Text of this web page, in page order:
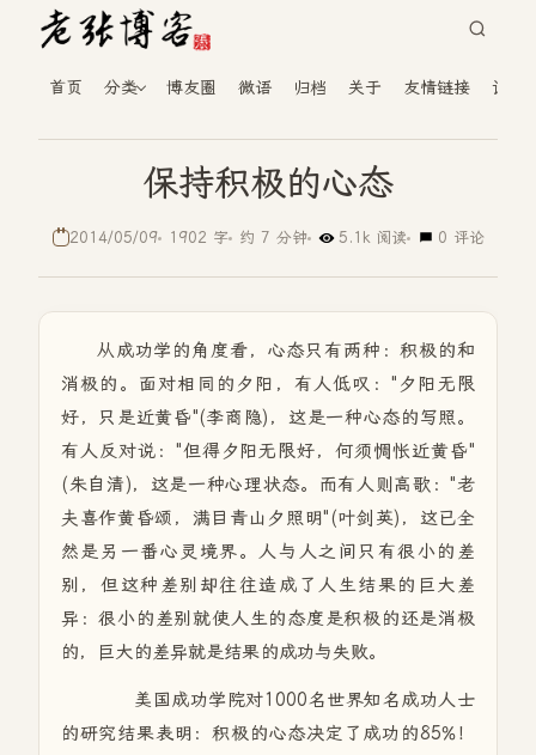
首页 分类 博友圈 微语 归档 关于 友情链接 读者
保持积极的心态
2014/05/09 1902 字 约 7 分钟 5.1k 阅读 0 评论
从成功学的角度看，心态只有两种：积极的和
消极的。面对相同的夕阳，有人低叹："夕阳无限
好，只是近黄昏"(李商隐)，这是一种心态的写照。
有人反对说："但得夕阳无限好，何须惆怅近黄昏"
(朱自清)，这是一种心理状态。而有人则高歌："老
夫喜作黄昏颂，满目青山夕照明"(叶剑英)，这已全
然是另一番心灵境界。人与人之间只有很小的差
别，但这种差别却往往造成了人生结果的巨大差
异：很小的差别就使人生的态度是积极的还是消极
的，巨大的差异就是结果的成功与失败。
美国成功学院对1000名世界知名成功人士
的研究结果表明：积极的心态决定了成功的85%！